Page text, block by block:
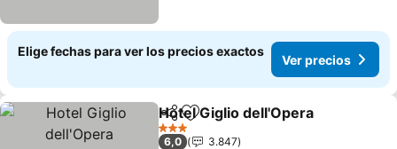
Elige fechas para ver los precios exactos
Ver precios
CompartirAgregar a favoritos
Hotel Giglio dell'Opera
3 Estrellas
6,0
3.847